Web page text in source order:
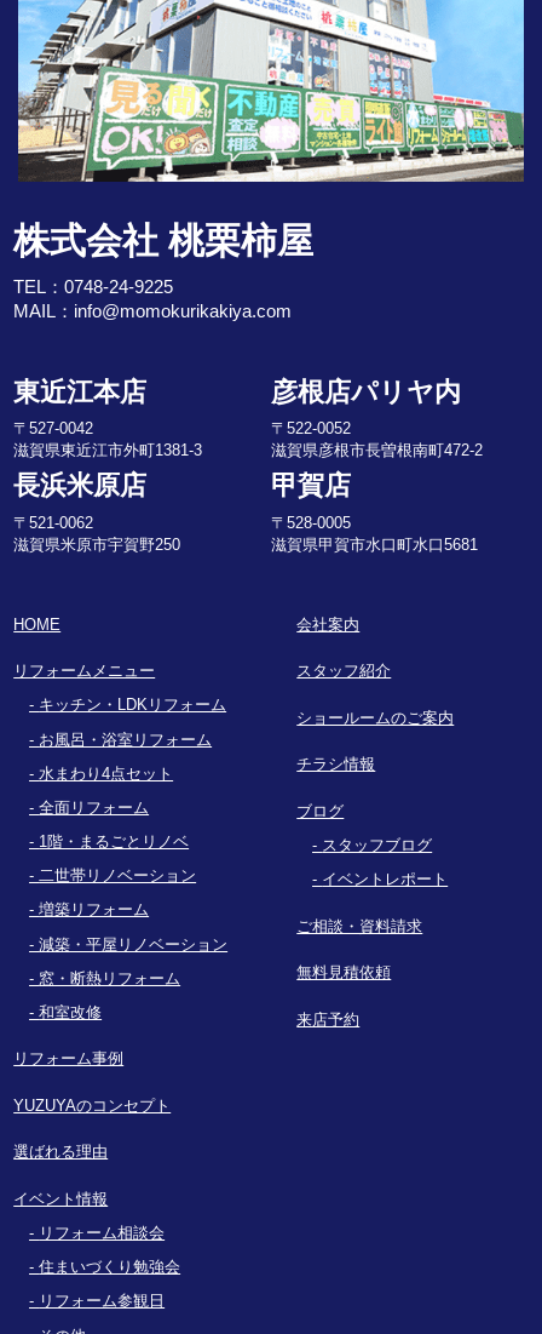
株式会社 桃栗柿屋
TEL：0748-24-9225
MAIL： info@momokurikakiya.com
東近江本店
〒527-0042
滋賀県東近江市外町1381-3
彦根店パリヤ内
〒522-0052
滋賀県彦根市長曽根南町472-2
長浜米原店
〒521-0062
滋賀県米原市宇賀野250
甲賀店
〒528-0005
滋賀県甲賀市水口町水口5681
HOME
リフォームメニュー
キッチン・LDKリフォーム
お風呂・浴室リフォーム
水まわり4点セット
全面リフォーム
1階・まるごとリノベ
二世帯リノベーション
増築リフォーム
減築・平屋リノベーション
窓・断熱リフォーム
和室改修
リフォーム事例
YUZUYAのコンセプト
選ばれる理由
イベント情報
リフォーム相談会
住まいづくり勉強会
リフォーム参観日
会社案内
スタッフ紹介
ショールームのご案内
チラシ情報
ブログ
スタッフブログ
イベントレポート
ご相談・資料請求
無料見積依頼
来店予約